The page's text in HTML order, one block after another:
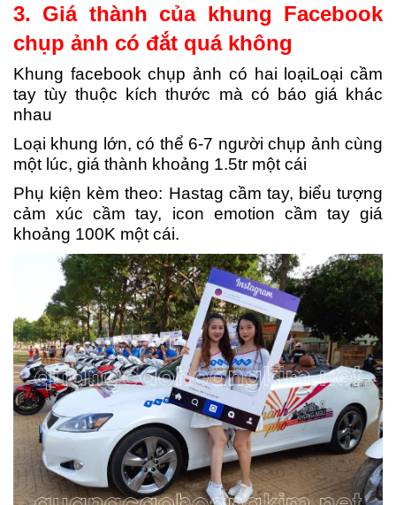
3. Giá thành của khung Facebook
chụp ảnh có đắt quá không
Khung facebook chụp ảnh có hai loạiLoại cầm
tay tùy thuộc kích thước mà có báo giá khác
nhau
Loại khung lớn, có thể 6-7 người chụp ảnh cùng
một lúc, giá thành khoảng 1.5tr một cái
Phụ kiện kèm theo: Hastag cầm tay, biểu tượng
cảm xúc cầm tay, icon emotion cầm tay giá
khoảng 100K một cái.